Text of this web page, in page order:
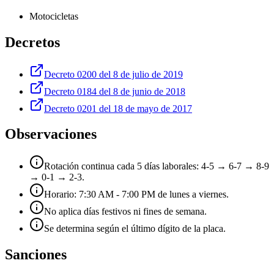
Motocicletas
Decretos
Decreto 0200 del 8 de julio de 2019
Decreto 0184 del 8 de junio de 2018
Decreto 0201 del 18 de mayo de 2017
Observaciones
Rotación continua cada 5 días laborales: 4-5 → 6-7 → 8-9
→ 0-1 → 2-3.
Horario: 7:30 AM - 7:00 PM de lunes a viernes.
No aplica días festivos ni fines de semana.
Se determina según el último dígito de la placa.
Sanciones